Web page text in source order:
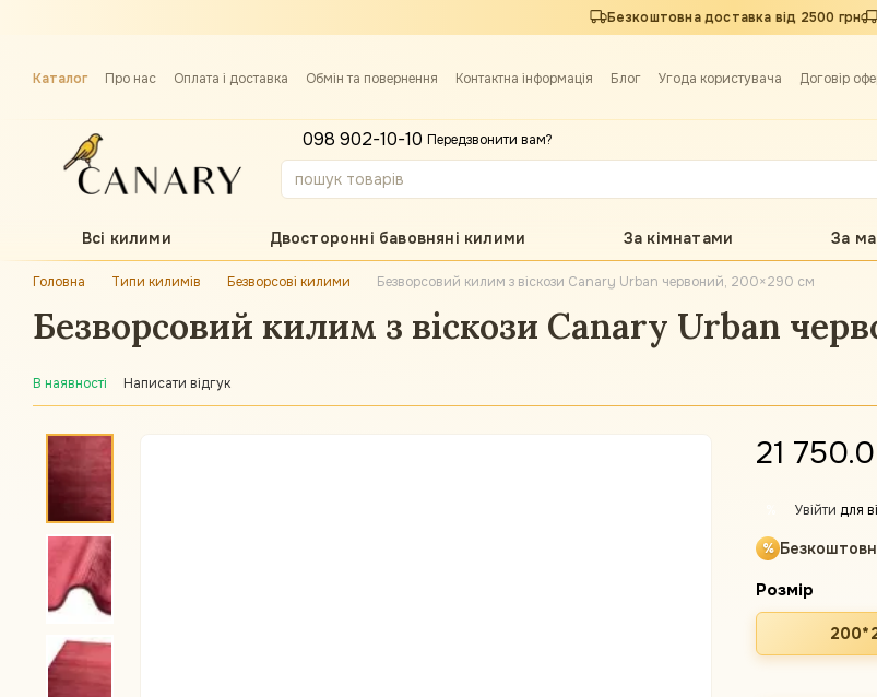
Безкоштовна доставка від 2500 грн
Каталог Про нас Оплата і доставка Обмін та повернення Контактна інформація Блог Угода користувача Договір
098 902-10-10 Передзвонити вам?
Всі килими Двосторонні бавовняні килими За кімнатами За
Головна Типи килимів Безворсові килими Безворсовий килим з віскози Canary Urban червоний, 200×290 см
Безворсовий килим з віскози Canary Urban
В наявності Написати відгук
21
Увійти для
Розмір